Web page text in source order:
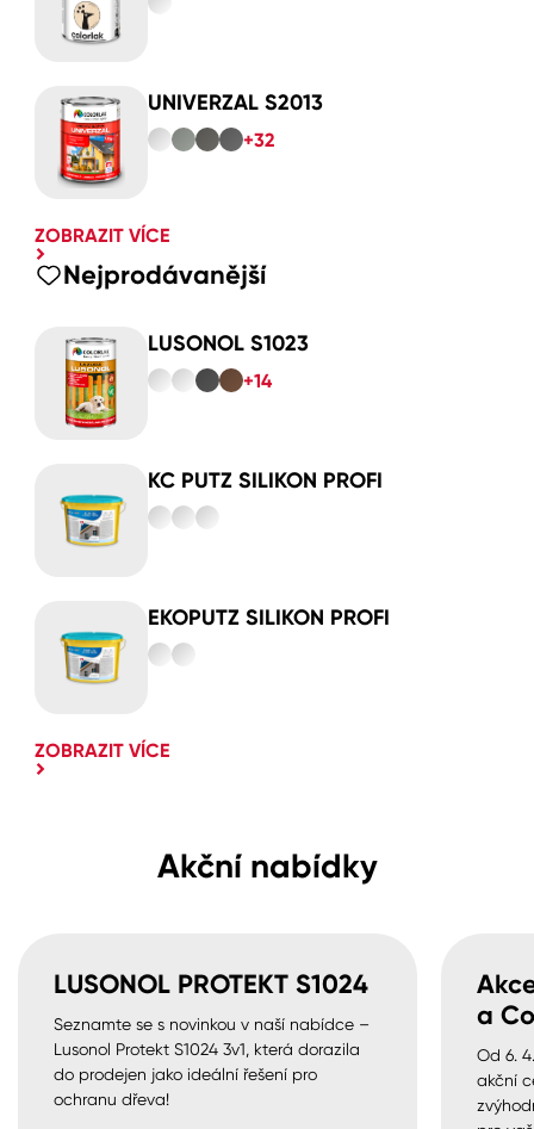
UNIVERZAL S2013
+32
ZOBRAZIT VÍCE
Nejprodávanější
LUSONOL S1023
+14
KC PUTZ SILIKON PROFI
EKOPUTZ SILIKON PROFI
ZOBRAZIT VÍCE
Akční nabídky
LUSONOL PROTEKT S1024
Seznamte se s novinkou v naší nabídce –
Lusonol Protekt S1024 3v1, která dorazila
do prodejen jako ideální řešení pro
ochranu dřeva!
a
Od 6.
akční